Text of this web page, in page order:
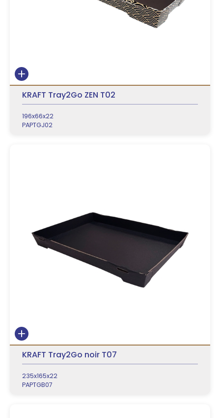
KRAFT Tray2Go ZEN T02
196x66x22
PAPTGJ02
KRAFT Tray2Go noir T07
235x165x22
PAPTGB07